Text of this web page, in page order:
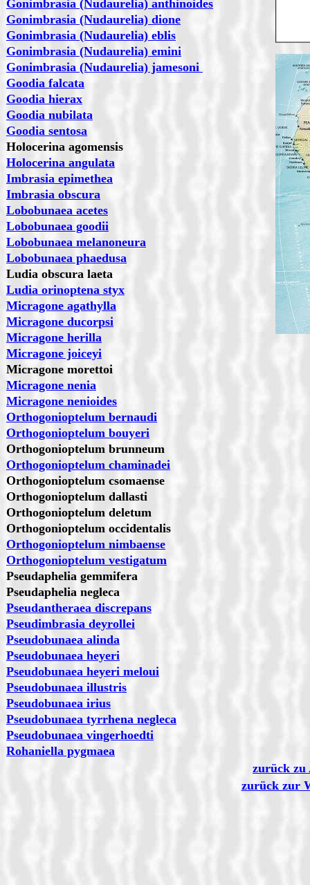
Gonimbrasia (Nudaurelia) anthinoides
Gonimbrasia (Nudaurelia) dione
Gonimbrasia (Nudaurelia) eblis
Gonimbrasia (Nudaurelia) emini
Gonimbrasia (Nudaurelia) jamesoni
Goodia falcata
Goodia hierax
Goodia nubilata
Goodia sentosa
Holocerina agomensis
Holocerina angulata
Imbrasia epimethea
Imbrasia obscura
Lobobunaea acetes
Lobobunaea goodii
Lobobunaea melanoneura
Lobobunaea phaedusa
Ludia obscura laeta
Ludia orinoptena styx
Micragone agathylla
Micragone ducorpsi
Micragone herilla
Micragone joiceyi
Micragone morettoi
Micragone nenia
Micragone nenioides
Orthogonioptelum bernaudi
Orthogonioptelum bouyeri
Orthogonioptelum brunneum
Orthogonioptelum chaminadei
Orthogonioptelum csomaense
Orthogonioptelum dallasti
Orthogonioptelum deletum
Orthogonioptelum occidentalis
Orthogonioptelum nimbaense
Orthogonioptelum vestigatum
Pseudaphelia gemmifera
Pseudaphelia negleca
Pseudantheraea discrepans
Pseudimbrasia deyrollei
Pseudobunaea alinda
Pseudobunaea heyeri
Pseudobunaea heyeri meloui
Pseudobunaea illustris
Pseudobunaea irius
Pseudobunaea tyrrhena negleca
Pseudobunaea vingerhoedti
Rohaniella pygmaea
zurück
zurück zur